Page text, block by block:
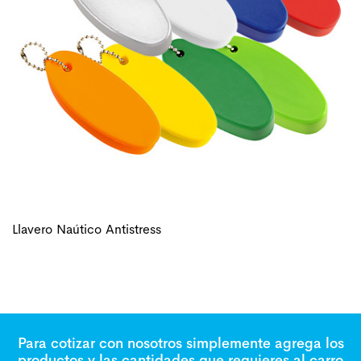
Llavero Naútico Antistress
Para cotizar con nosotros simplemente agrega los